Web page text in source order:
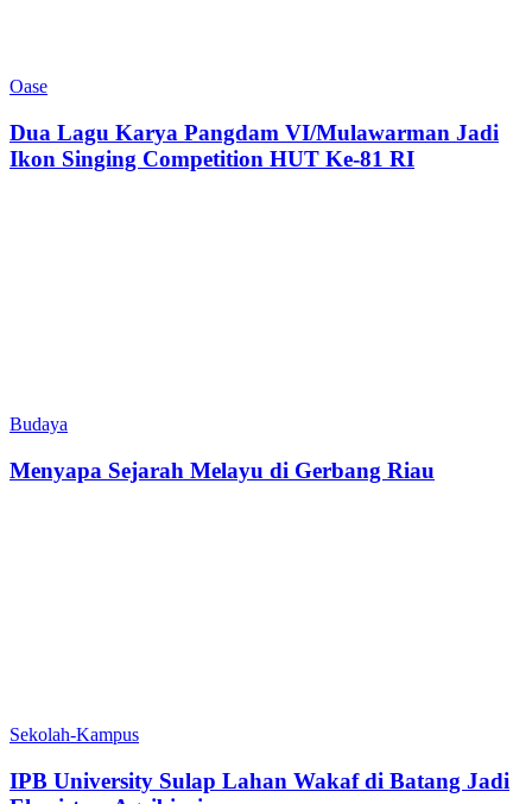
Oase
Dua Lagu Karya Pangdam VI/Mulawarman Jadi
Ikon Singing Competition HUT Ke-81 RI
Budaya
Menyapa Sejarah Melayu di Gerbang Riau
Sekolah-Kampus
IPB University Sulap Lahan Wakaf di Batang Jadi